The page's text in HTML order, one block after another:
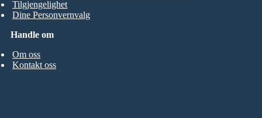
Handle om
Om oss
Kontakt oss
Tilgjengelighet
Dine Personvernvalg